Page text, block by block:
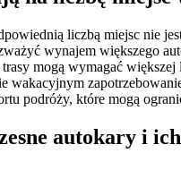
liczbą miejsc nie
wynajem większego
mogą wymagać
wakacyjnym
podróży, które mogą
autokary i